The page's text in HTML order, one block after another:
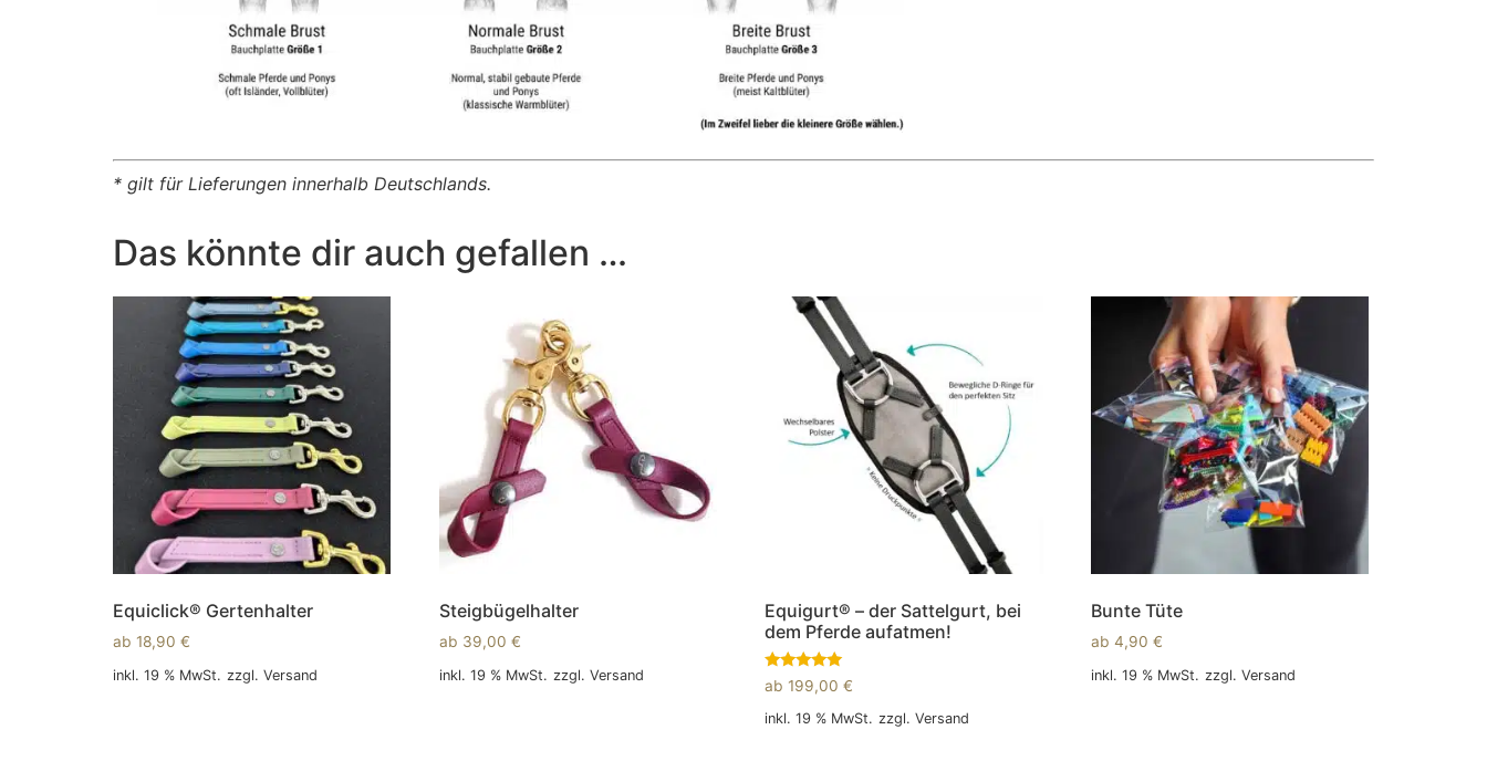
* gilt für Lieferungen innerhalb Deutschlands.
Das könnte dir auch gefallen …
Equiclick® Gertenhalter
ab 18,90 €
inkl. 19 % MwSt. zzgl. Versand
Steigbügelhalter
ab 39,00 €
inkl. 19 % MwSt. zzgl. Versand
Equigurt® – der Sattelgurt, bei
dem Pferde aufatmen!
Bewertet
mit
5.00
von 5
ab199,00€
inkl. 19 % MwSt. zzgl.Versand
Bunte Tüte
ab4,90€
inkl. 19 % MwSt. zzgl.Versand